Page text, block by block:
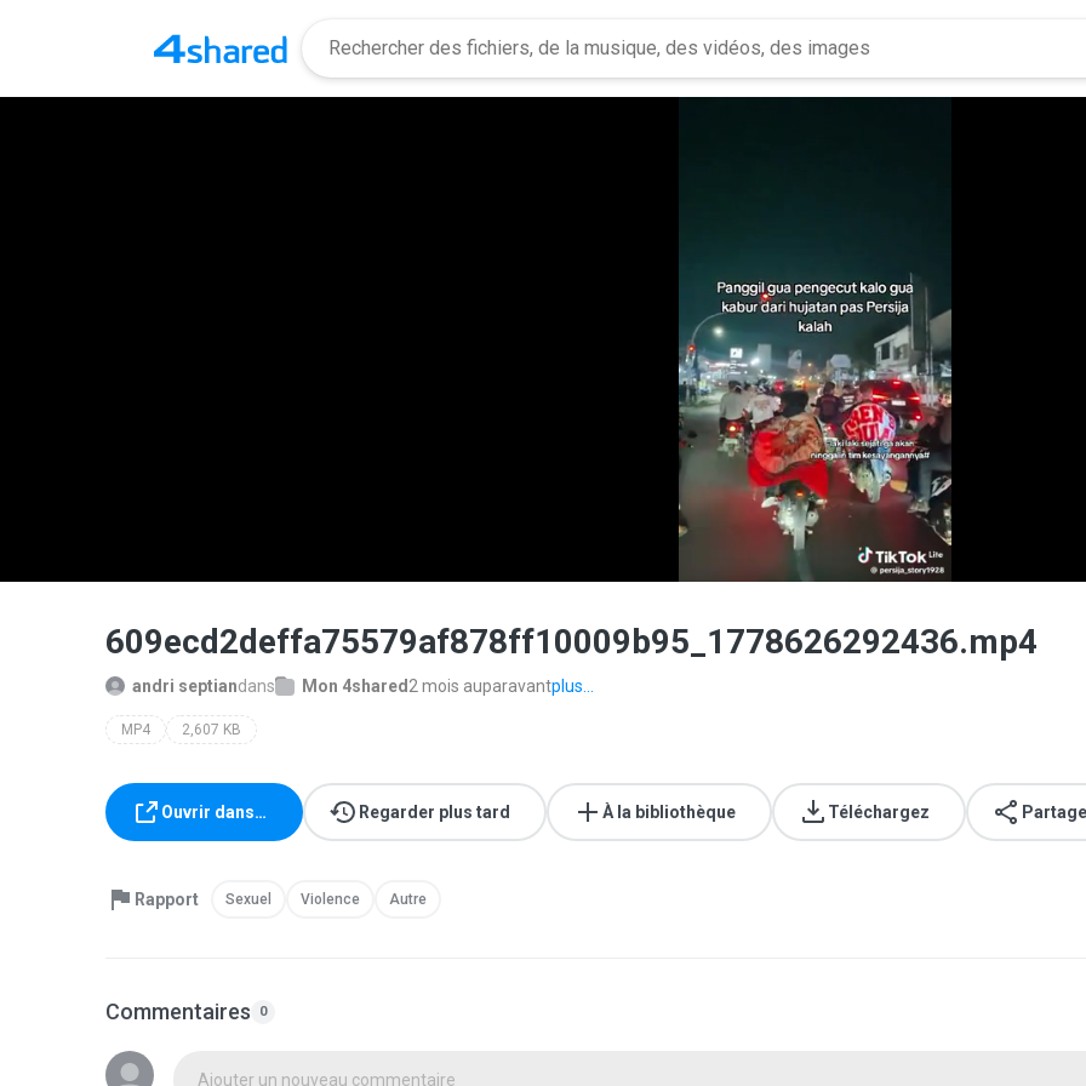
609ecd2deffa75579af878ff10009b95_1778626292436.mp4
andri septiandans Mon 4shared 2 mois auparavantplus...
MP4 2,607 KB
Ouvrir dans… Regarder plus tard À la bibliothèque Téléchargez
Rapport Sexuel Violence Autre
Commentaires 0
Ajouter un nouveau commentaire